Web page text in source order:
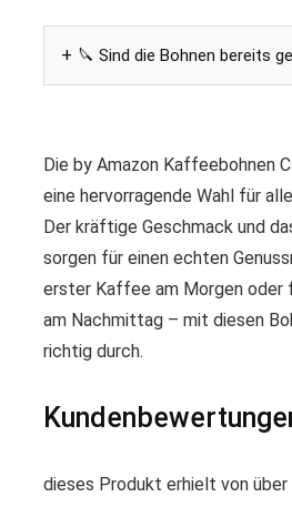
🔪 Sind die Bohnen bereits
Die by Amazon Kaffeebohnen
eine hervorragende Wahl für
Der kräftige Geschmack und
sorgen für einen echten
erster Kaffee am Morgen oder
am Nachmittag – mit diesen
richtig durch.
dieses Produkt erhielt von über